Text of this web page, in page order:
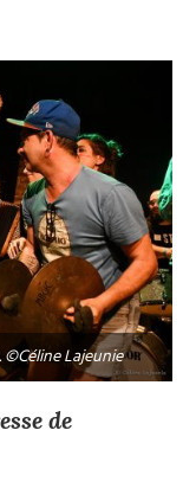
©Céline Lajeunie
de